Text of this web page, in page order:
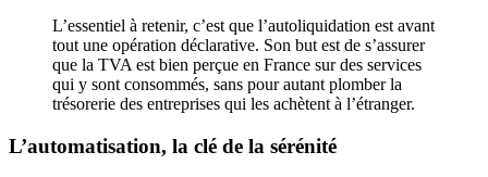
L’essentiel à retenir, c’est que l’autoliquidation est avant
tout une opération déclarative. Son but est de s’assurer
que la TVA est bien perçue en France sur des services
qui y sont consommés, sans pour autant plomber la
trésorerie des entreprises qui les achètent à l’étranger.
L’automatisation, la clé de la sérénité